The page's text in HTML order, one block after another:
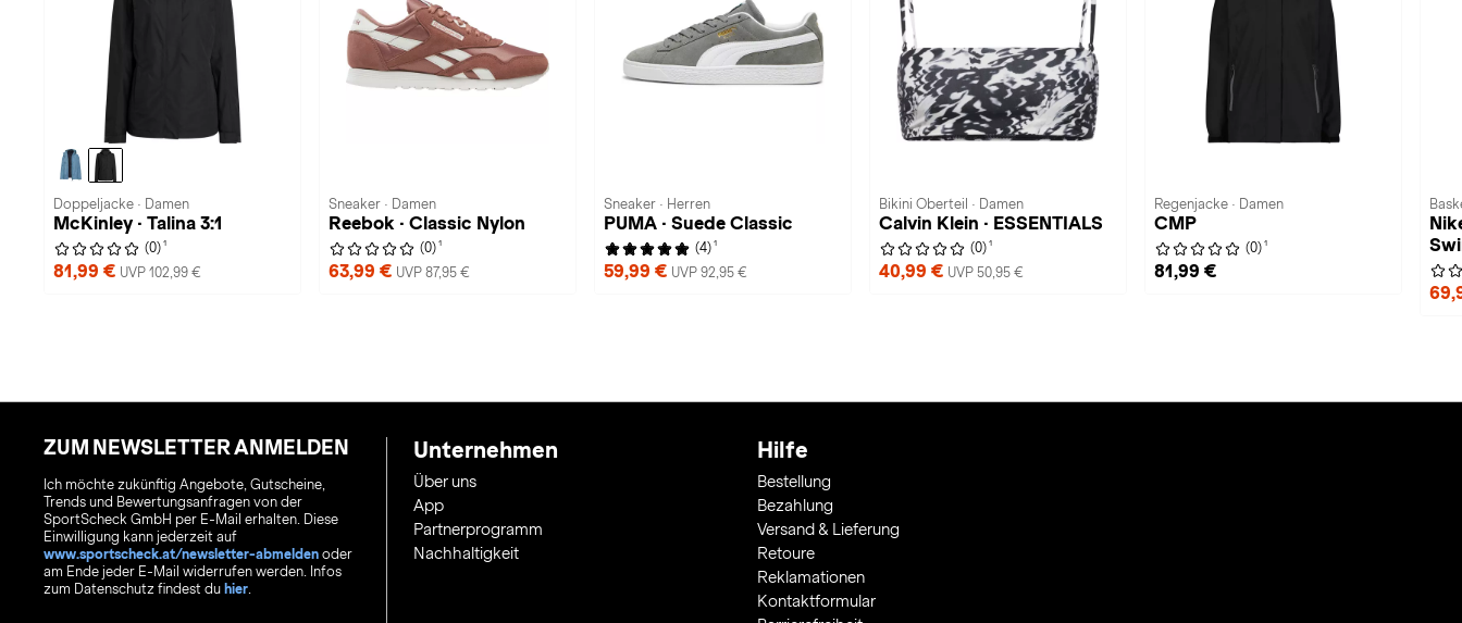
Doppeljacke · Damen
McKinley · Talina 3:1
(0) 1
81,99 € UVP 102,99 €
Sneaker · Damen
Reebok · Classic Nylon
(0) 1
63,99 € UVP 87,95 €
Sneaker · Herren
PUMA · Suede Classic
(4) 1
59,99 € UVP 92,95 €
Bikini Oberteil · Damen
Calvin Klein · ESSENTIALS
(0) 1
40,99 € UVP 50,95 €
Regenjacke · Damen
CMP
(0) 1
81,99 €
ZUM NEWSLETTER ANMELDEN
Ich möchte zukünftig Angebote, Gutscheine,
Trends und Bewertungsanfragen von der
SportScheck GmbH per E-Mail erhalten. Diese
Einwilligung kann jederzeit auf
www.sportscheck.at/newsletter-abmelden oder
am Ende jeder E-Mail widerrufen werden. Infos
zum Datenschutz findest du hier.
Unternehmen
Über uns
App
Partnerprogramm
Nachhaltigkeit
Hilfe
Bestellung
Bezahlung
Versand & Lieferung
Retoure
Reklamationen
Kontaktformular